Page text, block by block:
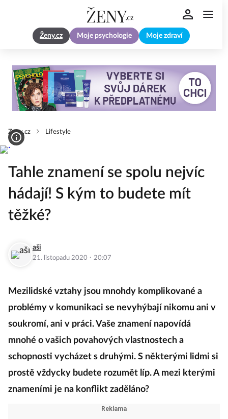
Ženy.cz Moje psychologie Moje zdraví
Zeny.cz Lifestyle
Tahle znamení se spolu nejvíc
hádají! S kým to budete mít
těžké?
aši
21. listopadu 2020 · 20:07
Mezilidské vztahy jsou mnohdy komplikované a
problémy v komunikaci se nevyhýbají nikomu ani v
soukromí, ani v práci. Vaše znamení napovídá
mnohé o vašich povahových vlastnostech a
schopnosti vycházet s druhými. S některými lidmi si
prostě vždycky budete rozumět líp. A mezi kterými
znameními je na konflikt zaděláno?